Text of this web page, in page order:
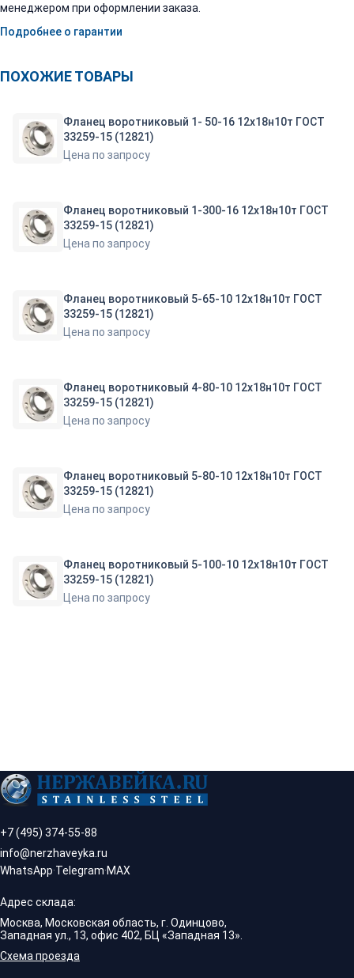
менеджером при оформлении заказа.
Подробнее о гарантии
ПОХОЖИЕ ТОВАРЫ
Фланец воротниковый 1- 50-16 12х18н10т ГОСТ
33259-15 (12821)
Цена по запросу
Фланец воротниковый 1-300-16 12х18н10т ГОСТ
33259-15 (12821)
Цена по запросу
Фланец воротниковый 5-65-10 12х18н10т ГОСТ
33259-15 (12821)
Цена по запросу
Фланец воротниковый 4-80-10 12х18н10т ГОСТ
33259-15 (12821)
Цена по запросу
Фланец воротниковый 5-80-10 12х18н10т ГОСТ
33259-15 (12821)
Цена по запросу
Фланец воротниковый 5-100-10 12х18н10т ГОСТ
33259-15 (12821)
Цена по запросу
+7 (495) 374-55-88
info@nerzhaveyka.ru
WhatsApp·Telegram·MAX
Адрес склада:
Москва, Московская область, г. Одинцово,
Западная ул., 13, офис 402, БЦ «Западная 13».
Схема проезда